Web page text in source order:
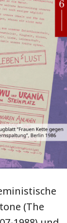
(The